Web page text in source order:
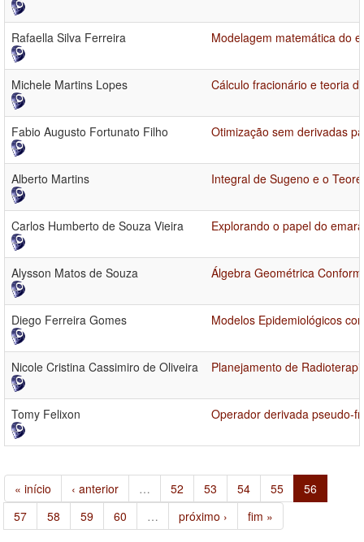
Rafaella Silva Ferreira Modelagem matemática do
Michele Martins Lopes Cálculo fracionário e teoria
Fabio Augusto Fortunato Filho Otimização sem derivadas
Alberto Martins Integral de Sugeno e o
Carlos Humberto de Souza Vieira Explorando o papel do
Alysson Matos de Souza Álgebra Geométrica
Diego Ferreira Gomes Modelos Epidemiológicos
Nicole Cristina Cassimiro de Oliveira Planejamento de
Tomy Felixon Operador derivada pseudo-
« início ‹ anterior … 52 53 54 55
56
57
58 59 60 … próximo › fim »